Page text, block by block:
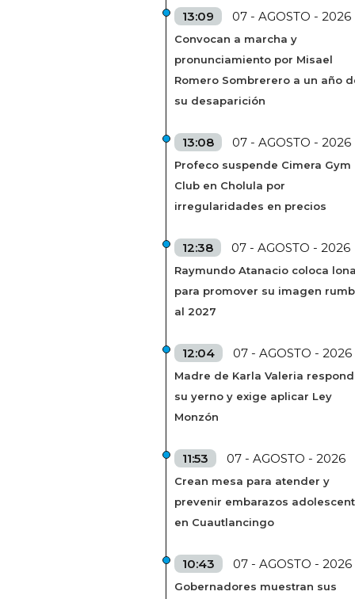
13:09 07 - AGOSTO - 2026
Convocan a marcha y
pronunciamiento por Misael
Romero Sombrerero a un año
su desaparición
13:08 07 - AGOSTO - 2026
Profeco suspende Cimera Gym
Club en Cholula por
irregularidades en precios
12:38 07 - AGOSTO - 2026
Raymundo Atanacio coloca
para promover su imagen
al 2027
12:04 07 - AGOSTO - 2026
Madre de Karla Valeria
su yerno y exige aplicar Ley
Monzón
11:53 07 - AGOSTO - 2026
Crean mesa para atender y
prevenir embarazos
en Cuautlancingo
10:43 07 - AGOSTO - 2026
Gobernadores muestran sus